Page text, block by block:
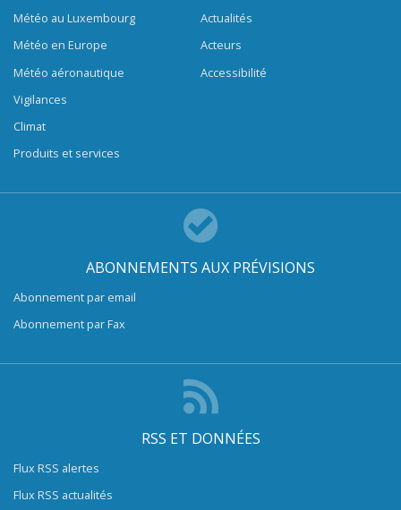
Météo au Luxembourg
Météo en Europe
Météo aéronautique
Vigilances
Climat
Produits et services
Actualités
Acteurs
Accessibilité
ABONNEMENTS AUX PRÉVISIONS
Abonnement par email
Abonnement par Fax
RSS ET DONNÉES
Flux RSS alertes
Flux RSS actualités